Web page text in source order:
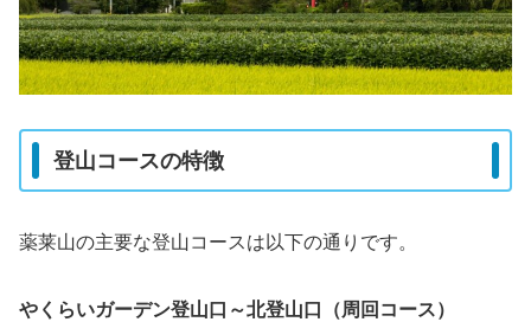
登山コースの特徴
薬莱山の主要な登山コースは以下の通りです。
やくらいガーデン登山口～北登山口（周回コース）